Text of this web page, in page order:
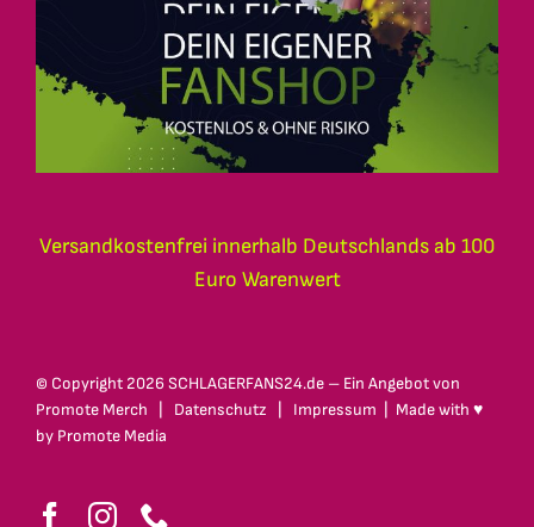
Versandkostenfrei innerhalb Deutschlands ab 100
Euro Warenwert
© Copyright 2026 SCHLAGERFANS24.de – Ein Angebot von
Promote Merch
Datenschutz Impressum | Made with ♥
by Promote Media